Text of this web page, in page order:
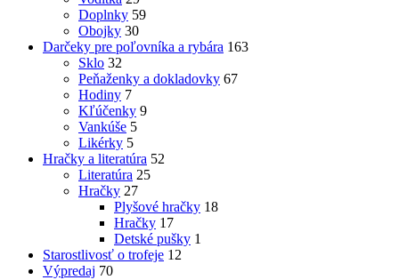
Doplnky 59
Obojky 30
Darčeky pre poľovníka a rybára 163
Sklo 32
Peňaženky a dokladovky 67
Hodiny 7
Kľúčenky 9
Vankúše 5
Likérky 5
Hračky a literatúra 52
Literatúra 25
Hračky 27
Plyšové hračky 18
Hračky 17
Detské pušky 1
Starostlivosť o trofeje 12
Výpredaj 70